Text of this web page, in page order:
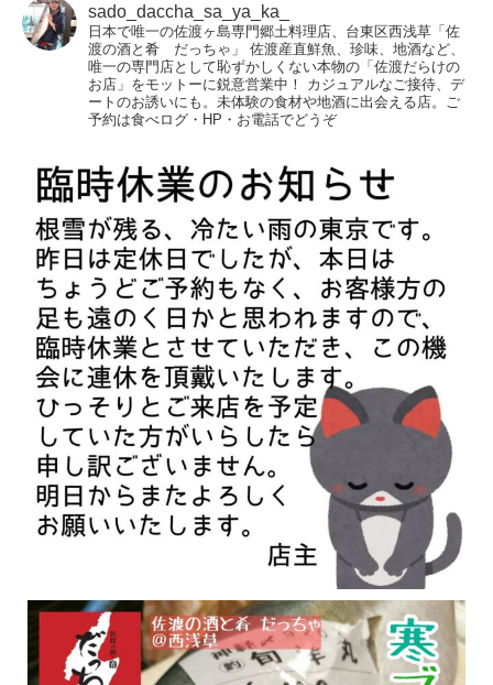
sado_daccha_sa_ya_ka_
日本で唯一の佐渡ヶ島専門郷土料理店、台東区西浅草「佐
渡の酒と肴 だっちゃ」
佐渡産直鮮魚、珍味、地酒など、
唯一の専門店として恥ずかしくない本物の「佐渡だらけの
お店」をモットーに鋭意営業中！
カジュアルなご接待、デ
ートのお誘いにも。未体験の食材や地酒に出会える店。ご
予約は食べログ・HP・お電話でどうぞ